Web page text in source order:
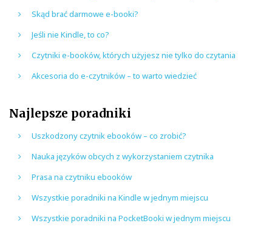
Skąd brać darmowe e-booki?
Jeśli nie Kindle, to co?
Czytniki e-booków, których użyjesz nie tylko do czytania
Akcesoria do e-czytników – to warto wiedzieć
Najlepsze poradniki
Uszkodzony czytnik ebooków – co zrobić?
Nauka języków obcych z wykorzystaniem czytnika
Prasa na czytniku ebooków
Wszystkie poradniki na Kindle w jednym miejscu
Wszystkie poradniki na PocketBooki w jednym miejscu